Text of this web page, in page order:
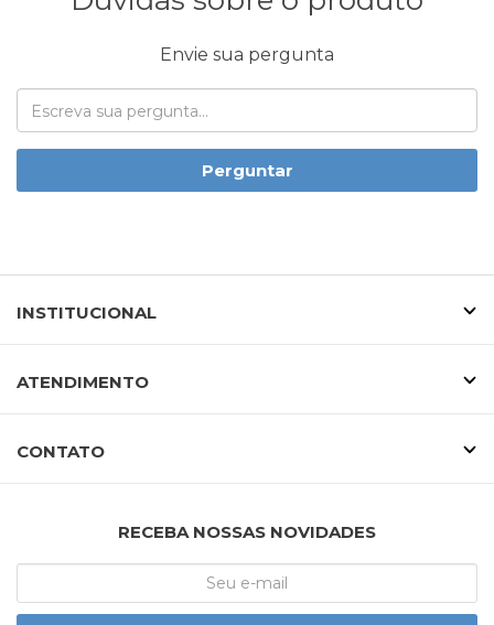
Envie sua pergunta
Perguntar
INSTITUCIONAL
ATENDIMENTO
CONTATO
RECEBA NOSSAS NOVIDADES